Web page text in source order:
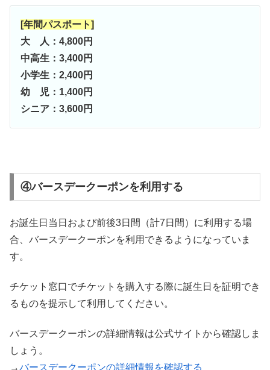
[年間パスポート]
大 人：4,800円
中高生：3,400円
小学生：2,400円
幼 児：1,400円
シニア：3,600円
④バースデークーポンを利用する
お誕生日当日および前後3日間（計7日間）に利用する場
合、バースデークーポンを利用できるようになっていま
す。
チケット窓口でチケットを購入する際に誕生日を証明でき
るものを提示して利用してください。
バースデークーポンの詳細情報は公式サイトから確認しま
しょう。
→バースデークーポンの詳細情報を確認する